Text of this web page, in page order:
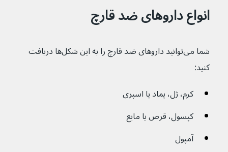
انواع داروهای ضد قارچ
شما می‌توانید داروهای ضد قارچ را به این شکل‌ها دریافت
کنید:
کرم، ژل، پماد یا اسپری
کپسول، قرص یا مایع
آمپول